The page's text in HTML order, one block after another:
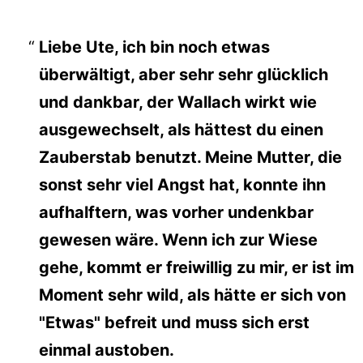
Liebe Ute, ich bin noch etwas
überwältigt, aber sehr sehr glücklich
und dankbar, der Wallach wirkt wie
ausgewechselt, als hättest du einen
Zauberstab benutzt. Meine Mutter, die
sonst sehr viel Angst hat, konnte ihn
aufhalftern, was vorher undenkbar
gewesen wäre. Wenn ich zur Wiese
gehe, kommt er freiwillig zu mir, er ist im
Moment sehr wild, als hätte er sich von
"Etwas" befreit und muss sich erst
einmal austoben.